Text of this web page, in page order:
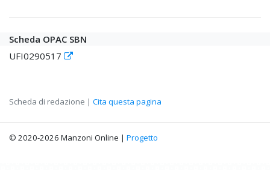
Scheda OPAC SBN
UFI0290517
Scheda di redazione | Cita questa pagina
© 2020-2026 Manzoni Online | Progetto